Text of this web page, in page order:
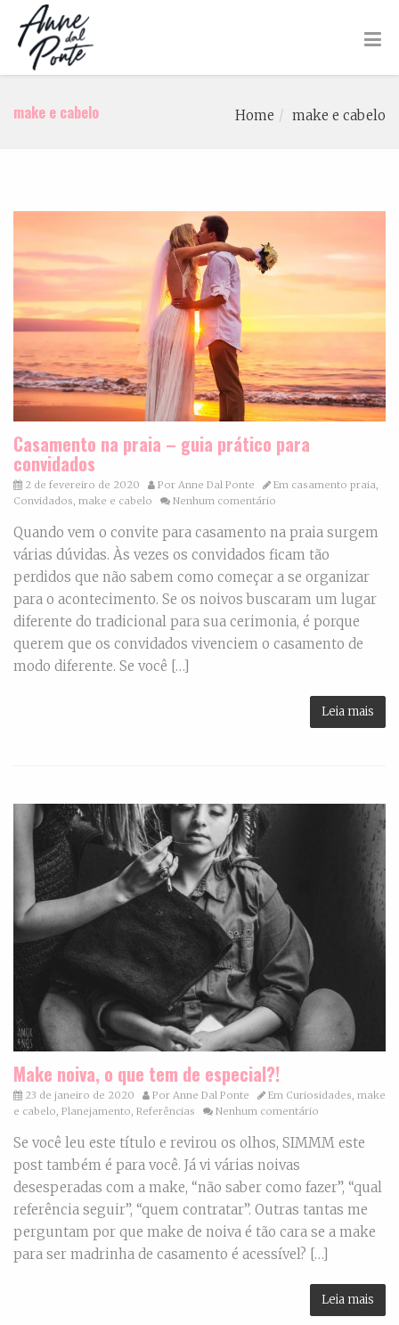
make e cabelo Home make e cabelo
Casamento na praia – guia prático para
convidados
2 de fevereiro de 2020 Por Anne Dal Ponte Em casamento praia
Convidados make e cabelo Nenhum comentário
Quando vem o convite para casamento na praia surgem
várias dúvidas. Às vezes os convidados ficam tão
perdidos que não sabem como começar a se organizar
para o acontecimento. Se os noivos buscaram um lugar
diferente do tradicional para sua cerimonia, é porque
querem que os convidados vivenciem o casamento de
modo diferente. Se você […]
Leia mais
Make noiva, o que tem de especial?!
23 de janeiro de 2020 Por Anne Dal Ponte Em Curiosidades, make
e cabelo, Planejamento, Referências Nenhum comentário
Se você leu este título e revirou os olhos, SIMMM este
post também é para você. Já vi várias noivas
desesperadas com a make, “não saber como fazer”, “qual
referência seguir”, “quem contratar”. Outras tantas me
perguntam por que make de noiva é tão cara se a make
para ser madrinha de casamento é acessível? […]
Leia mais